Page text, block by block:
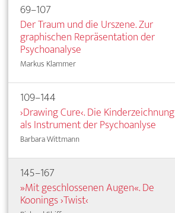
69–107
Der Traum und die Urszene. Zur
graphischen Repräsentation der
Psychoanalyse
Markus Klammer
109–144
›Drawing Cure‹. Die Kinderzeichnung
als Instrument der Psychoanlyse
Barbara Wittmann
145–167
»Mit geschlossenen Augen«. De
Koonings ›Twist‹